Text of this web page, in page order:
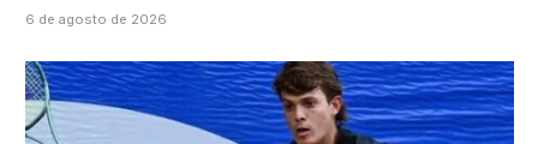
6 de agosto de 2026